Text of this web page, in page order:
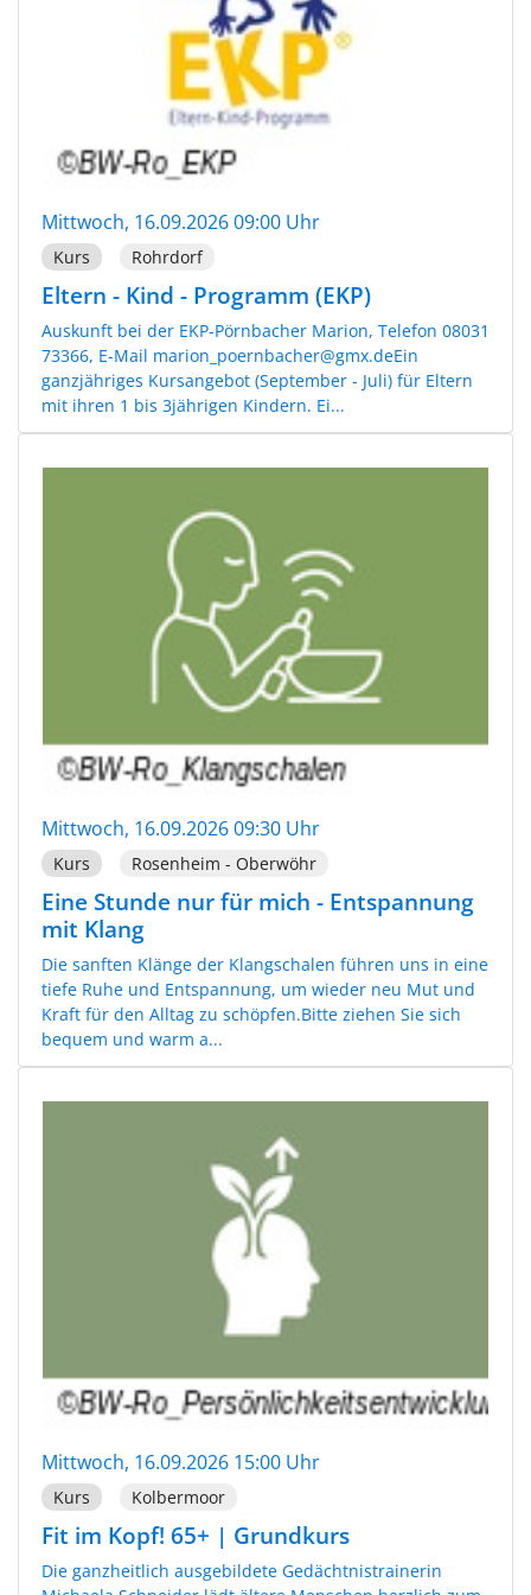
Mittwoch, 16.09.2026 09:00 Uhr
Kurs Rohrdorf
Eltern - Kind - Programm (EKP)
Auskunft bei der EKP-Pörnbacher Marion, Telefon 08031
73366, E-Mail marion_poernbacher@gmx.deEin
ganzjähriges Kursangebot (September - Juli) für Eltern
mit ihren 1 bis 3jährigen Kindern. Ei...
Mittwoch, 16.09.2026 09:30 Uhr
Kurs Rosenheim - Oberwöhr
Eine Stunde nur für mich - Entspannung
mit Klang
Die sanften Klänge der Klangschalen führen uns in eine
tiefe Ruhe und Entspannung, um wieder neu Mut und
Kraft für den Alltag zu schöpfen.Bitte ziehen Sie sich
bequem und warm a...
Mittwoch, 16.09.2026 15:00 Uhr
Kurs Kolbermoor
Fit im Kopf! 65+ | Grundkurs
Die ganzheitlich ausgebildete Gedächtnistrainerin